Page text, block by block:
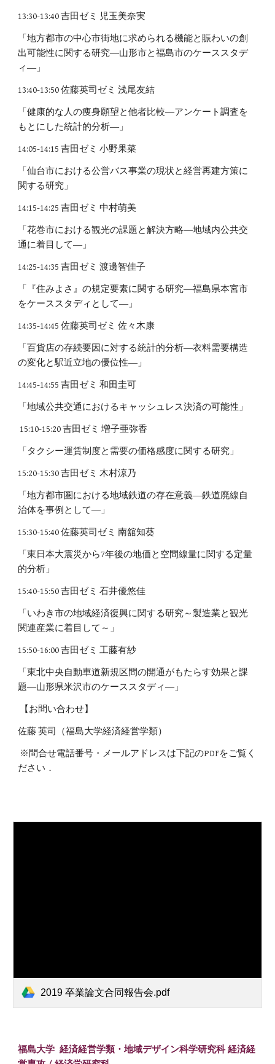
13:30-13:40 吉田ゼミ 児玉美奈実
「地方都市の中心市街地に求められる機能と賑わいの創
出可能性に関する研究―山形市と福島市のケーススタデ
ィ―」
13:40-13:50 佐藤英司ゼミ 浅尾友結
「健康的な人の痩身願望と他者比較―アンケート調査を
もとにした統計的分析―」
14:05-14:15 吉田ゼミ 小野果菜
「仙台市における公営バス事業の現状と経営再建方策に
関する研究」
14:15-14:25 吉田ゼミ 中村萌美
「花巻市における観光の課題と解決方略―地域内公共交
通に着目して―」
14:25-14:35 吉田ゼミ 渡邊智佳子
「『住みよさ』の規定要素に関する研究―福島県本宮市
をケーススタディとして―」
14:35-14:45 佐藤英司ゼミ 佐々木康
「百貨店の存続要因に対する統計的分析―衣料需要構造
の変化と駅近立地の優位性―」
14:45-14:55 吉田ゼミ 和田圭可
「地域公共交通におけるキャッシュレス決済の可能性」
15:10-15:20 吉田ゼミ 増子亜弥香
「タクシー運賃制度と需要の価格感度に関する研究」
15:20-15:30 吉田ゼミ 木村涼乃
「地方都市圏における地域鉄道の存在意義―鉄道廃線自
治体を事例として―」
15:30-15:40 佐藤英司ゼミ 南舘知葵
「東日本大震災から7年後の地価と空間線量に関する定量
的分析」
15:40-15:50 吉田ゼミ 石井優悠佳
「いわき市の地域経済復興に関する研究～製造業と観光
関連産業に着目して～」
15:50-16:00 吉田ゼミ 工藤有紗
「東北中央自動車道新規区間の開通がもたらす効果と課
題―山形県米沢市のケーススタディ―」
【お問い合わせ】
佐藤 英司（福島大学経済経営学類）
※問合せ電話番号・メールアドレスは下記のPDFをご覧く
ださい．
2019 卒業論文合同報告会.pdf
福島大学 経済経営学類・地域デザイン科学研究科 経済経